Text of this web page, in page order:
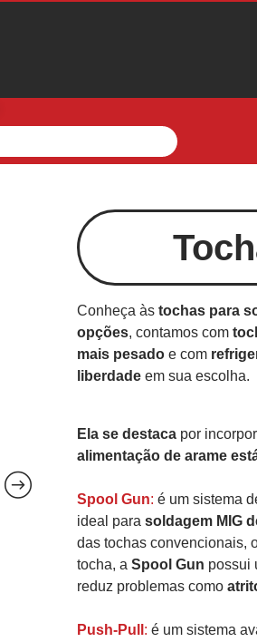
Conheça às tochas para
opções, contamos com
mais pesado e com
liberdade em sua escolha.
Ela se destaca por
alimentação de arame
Spool Gun: é um sistema
ideal para soldagem MIG
das tochas convencionais,
tocha, a Spool Gun possui
reduz problemas como
Push-Pull : é um sistema